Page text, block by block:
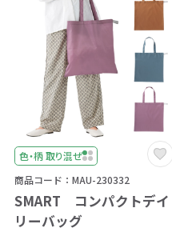
色・柄 取り混ぜ
商品コード：MAU-230332
SMART コンパクトデイ
リーバッグ